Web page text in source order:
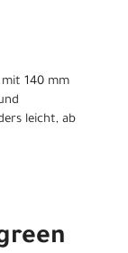
mit 140 mm
leicht, ab